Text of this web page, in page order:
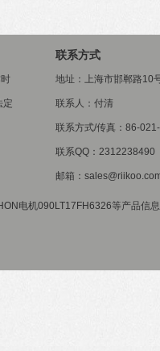
定
联系方式
地址：上海市邯郸路10
联系人：付清
联系方式/传真：86-
联系QQ：2312238490
邮箱：
电机090LT17FH6326等产品信